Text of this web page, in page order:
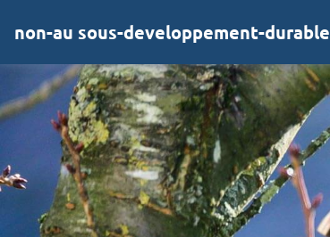
non-au sous-developpement-durable